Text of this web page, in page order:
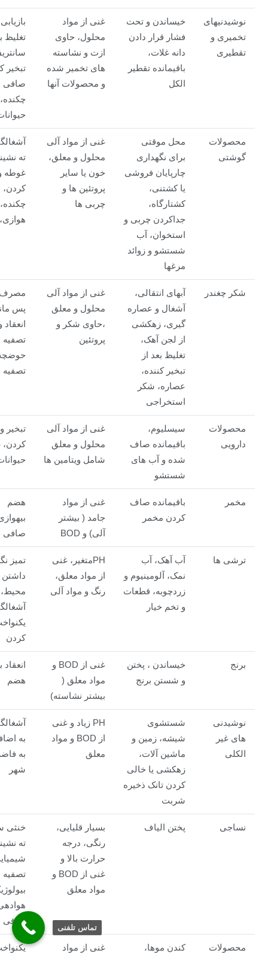
نوشیدنیهای
تخمیری و
تقطیری
خیساندن و تحت
فشار قرار دادن
دانه غلات،
باقیمانده تقطیر
الکل
غنی از مواد
محلول، حاوی
ازت و نشاسته
های تخمیر شده
و محصولات آنها
تغلیظ
تبخیر
صافی
محصولات
گوشتی
محل موقتی
برای نگهداری
چارپایان فروشی
یا کشتنی،
کشتارگاه،
جداکردن چربی و
استخوان، آب
شستشو و زوائد
مرغها
غنی از مواد آلی
محلول و معلق،
خون یا سایر
پروتئین ها و
چربی ها
ته
غوطه
شکر چغندر
آبهای انتقالی،
آشغال و عصاره
گیری، زهکشی
از لجن آهک،
تغلیظ بعد از
تبخیر کننده،
عصاره، شکر
استخراجی
غنی از مواد آلی
محلول و معلق
،حاوی شکر و
پروتئین
مصرف
پس
انعقاد
تصفیه
تصفیه
محصولات
دارویی
سیسلیوم،
باقیمانده صاف
شده و آب های
شستشو
غنی از مواد آلی
محلول و معلق
شامل ویتامین ها
کردن،
مخمر
باقیمانده صاف
کردن مخمر
غنی از مواد
جامد ( بیشتر
آلی) و BOD
هضم
صافی
ترشی ها
آب آهک، آب
نمک، آلومینیوم و
زردچوبه، قطعات
و تخم خیار
PHمتغیر، غنی
از مواد معلق،
رنگ و مواد آلی
تمیز
داشتن
محیط،
کردن
برنج
خیساندن ، پختن
و شستن برنج
غنی از BOD و
مواد معلق (
بیشتر نشاسته)
انعقاد
هضم
نوشیدنی
های غیر
الکلی
شستشوی
شیشه، زمین و
ماشین آلات،
زهکشی یا خالی
کردن تانک ذخیره
شربت
PH زیاد و غنی
از BOD و مواد
معلق
به
به
شهر
نساجی پختن الیاف
بسیار قلیایی،
رنگی، درجه
حرارت بالا و
غنی از BOD و
مواد معلق
خنثی
ته
تصفیه
صافی
محصولات کندن موها، غنی از مواد
تماس تلفنی